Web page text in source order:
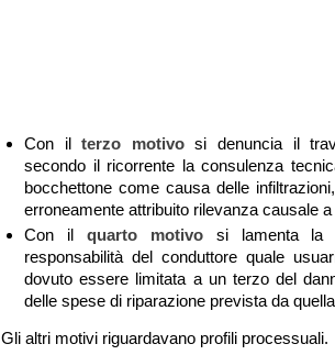
Con ilterzo motivosi denuncia il
secondo il ricorrente la consulenza
bocchettone come causa delle
erroneamente attribuito rilevanza causale a
Con il quarto motivosi lamenta la
responsabilità del conduttore quale
dovuto essere limitata a un terzo del
delle spese di riparazione prevista da
Gli altri motivi riguardavano profili processuali.